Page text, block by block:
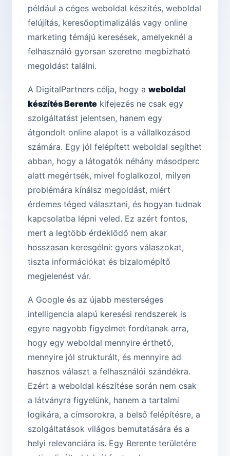
például a céges weboldal készítés, weboldal
felújítás, keresőoptimalizálás vagy online
marketing témájú keresések, amelyeknél a
felhasználó gyorsan szeretne megbízható
megoldást találni.
A DigitalPartners célja, hogy a weboldal
készítés Berente kifejezés ne csak egy
szolgáltatást jelentsen, hanem egy
átgondolt online alapot is a vállalkozásod
számára. Egy jól felépített weboldal segíthet
abban, hogy a látogatók néhány másodperc
alatt megértsék, mivel foglalkozol, milyen
problémára kínálsz megoldást, miért
érdemes téged választani, és hogyan tudnak
kapcsolatba lépni veled. Ez azért fontos,
mert a legtöbb érdeklődő nem akar
hosszasan keresgélni: gyors válaszokat,
tiszta információkat és bizalomépítő
megjelenést vár.
A Google és az újabb mesterséges
intelligencia alapú keresési rendszerek is
egyre nagyobb figyelmet fordítanak arra,
hogy egy weboldal mennyire érthető,
mennyire jól strukturált, és mennyire ad
hasznos választ a felhasználói szándékra.
Ezért a weboldal készítése során nem csak
a látványra figyelünk, hanem a tartalmi
logikára, a címsorokra, a belső felépítésre, a
szolgáltatások világos bemutatására és a
helyi relevanciára is. Egy Berente területére